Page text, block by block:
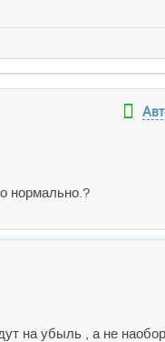
нормально.?
на убыль , а не